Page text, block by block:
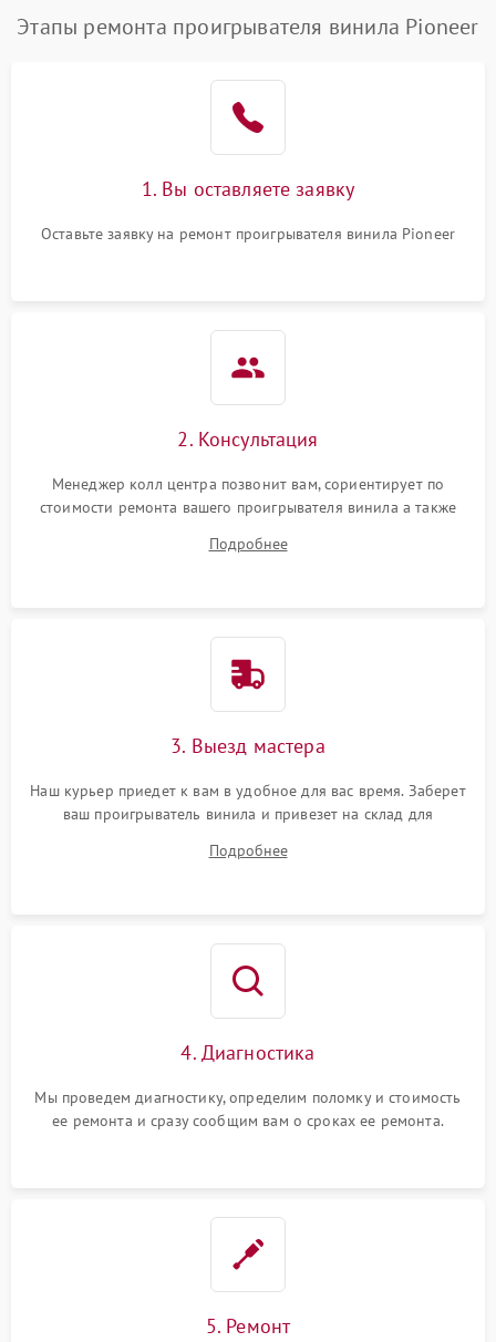
Этапы ремонта проигрывателя винила Pioneer
1. Вы оставляете заявку
Оставьте заявку на ремонт проигрывателя винила Pioneer
2. Консультация
Менеджер колл центра позвонит вам, сориентирует по
стоимости ремонта вашего проигрывателя винила а также
Подробнее
3. Выезд мастера
Наш курьер приедет к вам в удобное для вас время. Заберет
ваш проигрыватель винила и привезет на склад для
Подробнее
4. Диагностика
Мы проведем диагностику, определим поломку и стоимость
ее ремонта и сразу сообщим вам о сроках ее ремонта.
5. Ремонт